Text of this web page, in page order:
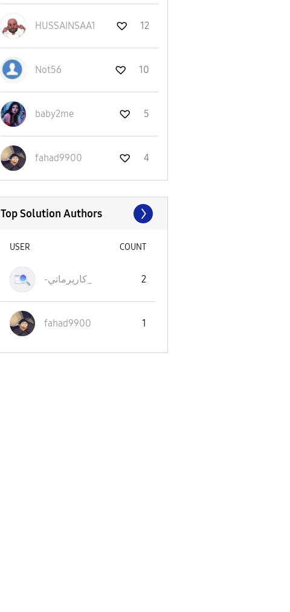
HUSSAINSAA1 12
Not56 10
baby2me 5
fahad9900 4
Top Solution Authors
USER COUNT
-كاريرماتي_ 2
fahad9900 1